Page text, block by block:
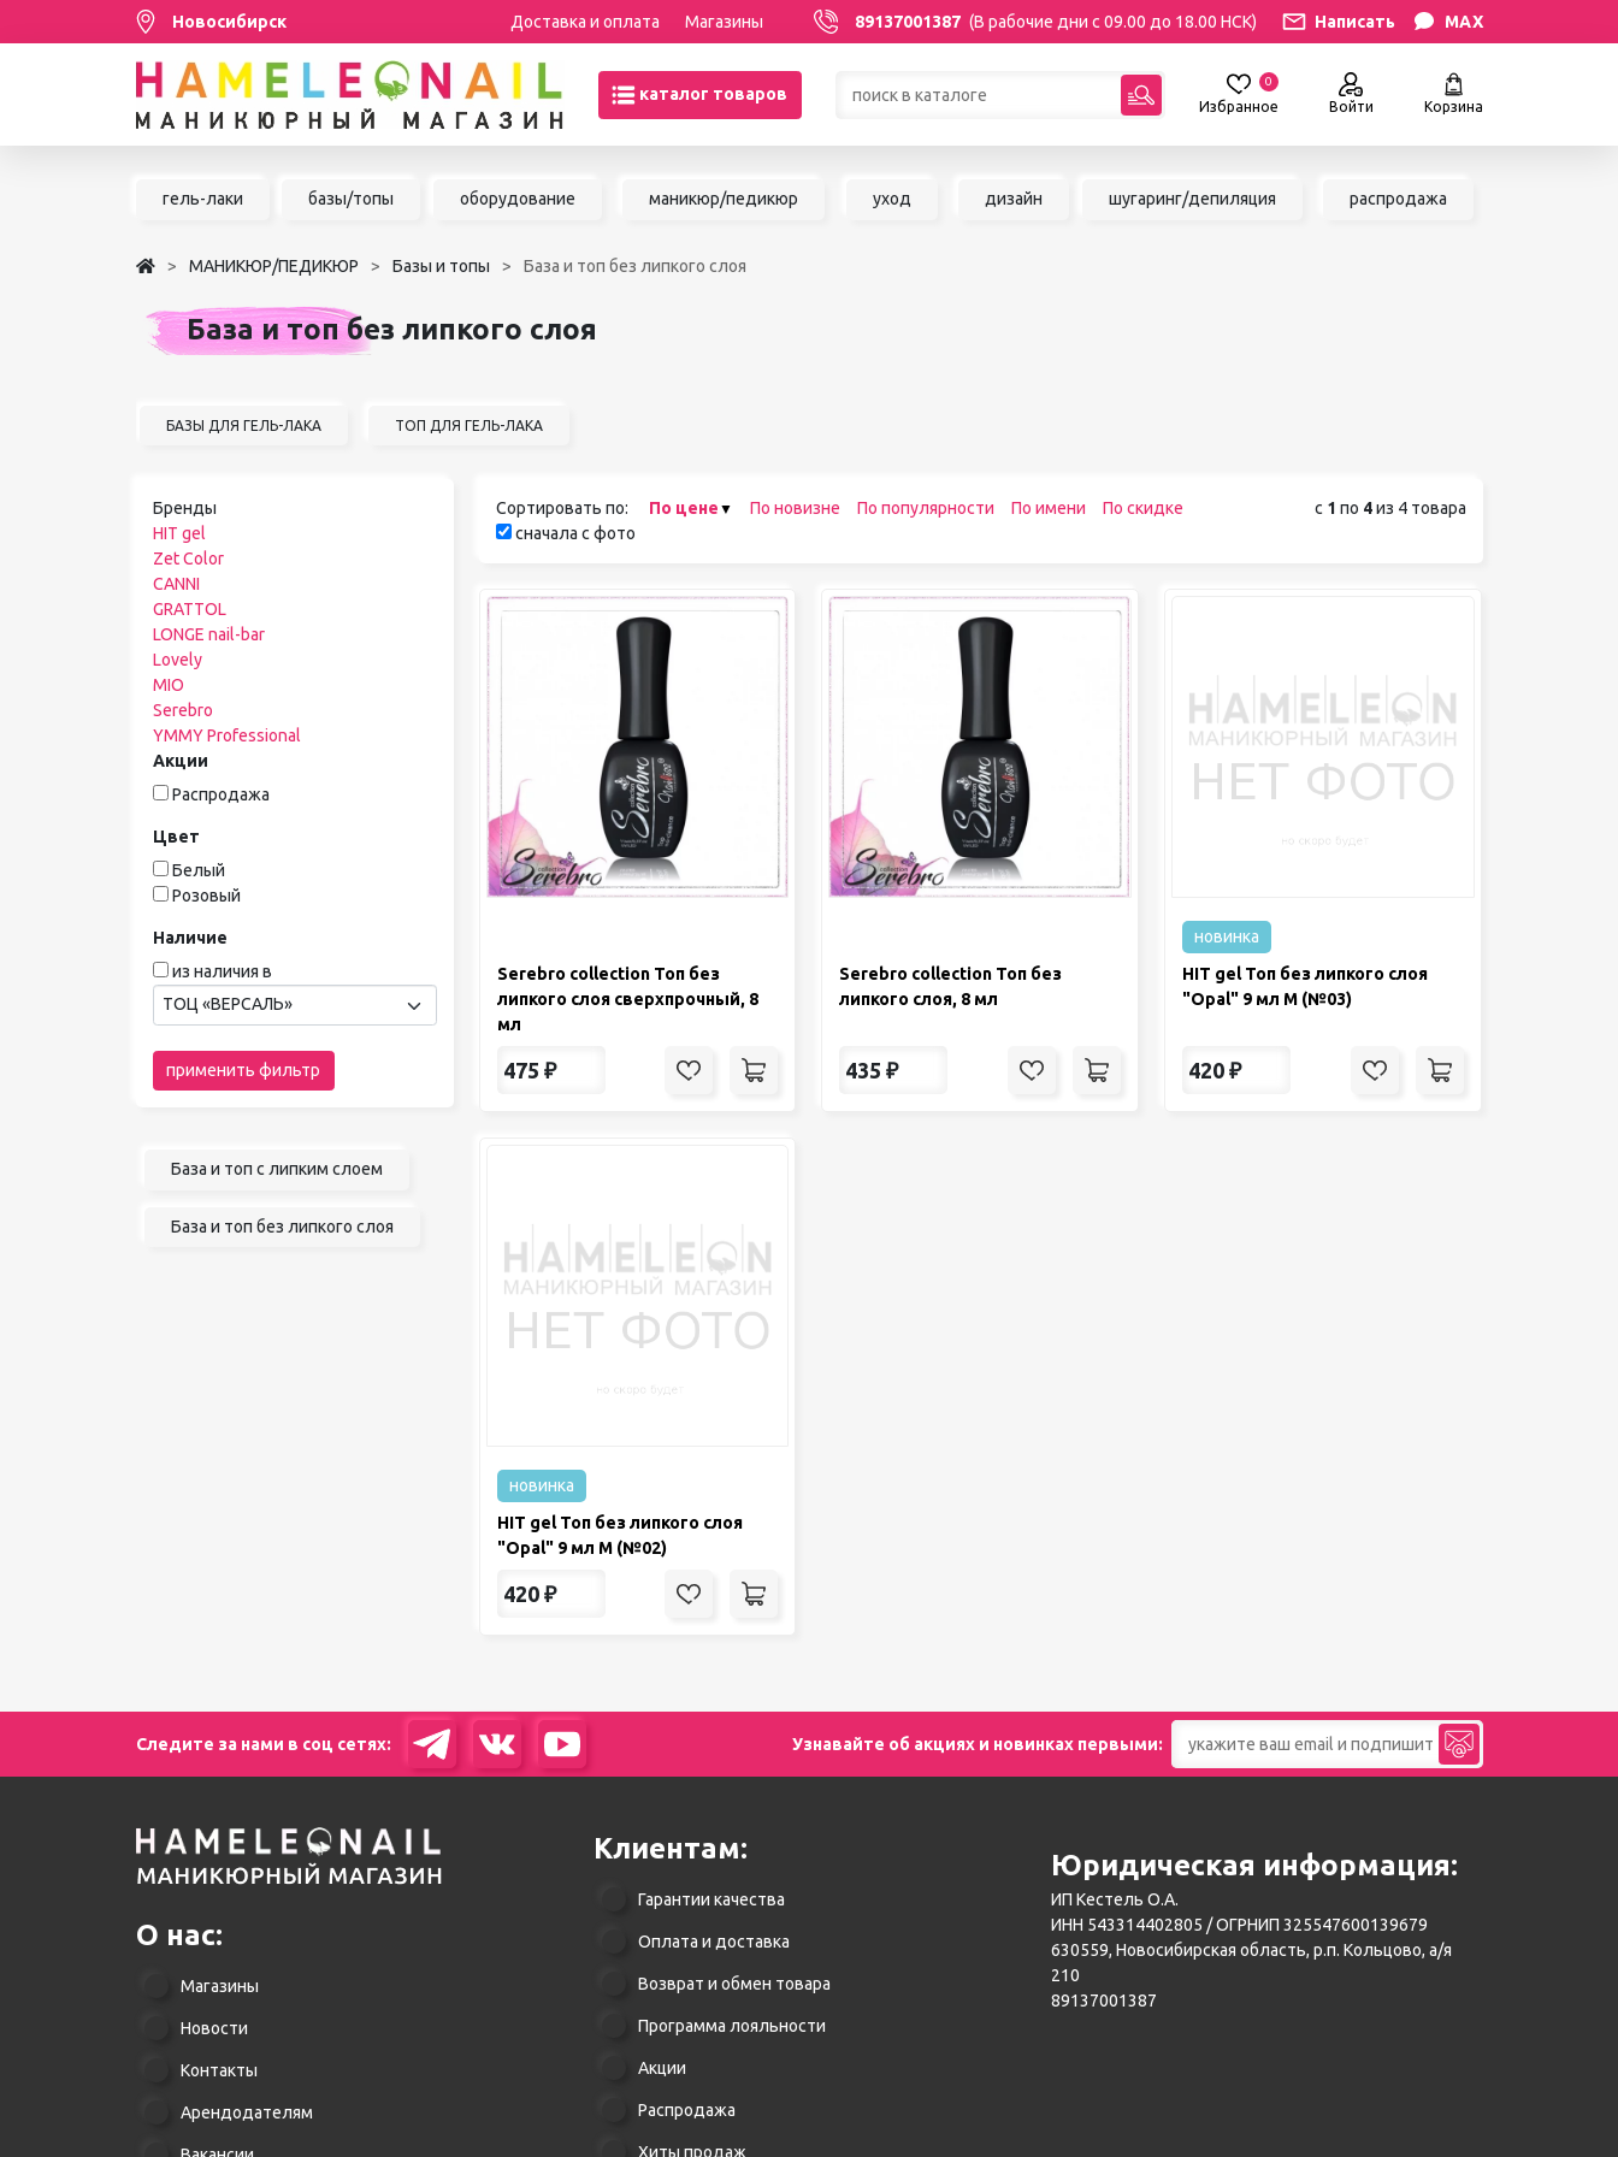
Новосибирск Доставка и оплата Магазины 89137001387 (В рабочие дни с 09.00 до 18.00 НСК) Написать MAX
каталог товаров
Избранное
0
Войти Корзина
Распродажа
НАРАЩИВАНИЕ РЕСНИЦ
ШУГАРИНГ/ДЕПИЛЯЦИЯ
АКСЕССУАРЫ
Товары со скидками по категориям:
Жидкости
Инструменты для маникюра и
Лак для ногтей
Лампы для сушки ногтей
Лечение и уход за кутикулой и
ногтями
Пилки для ногтей
Полигели
Расходные материалы
Средства для кислотного и
щелочного педикюра
Стерилизаторы
Оборудование
депиляции и шугаринга
гель-лаки базы/топы оборудование маникюр/педикюр уход дизайн шугаринг/депиляция распродажа
МАНИКЮР/ПЕДИКЮР Базы и топы База и топ без липкого слоя
База и топ без липкого слоя
БАЗЫ ДЛЯ ГЕЛЬ-ЛАКА ТОП ДЛЯ ГЕЛЬ-ЛАКА
Бренды
HIT gel
Zet Color
CANNI
GRATTOL
LONGE nail-bar
Lovely
MIO
Serebro
YMMY Professional
Акции
Распродажа
Цвет
Белый
Розовый
Наличие
из наличия в
ТОЦ «ВЕРСАЛЬ»
применить фильтр
База и топ с липким слоем
База и топ без липкого слоя
Сортировать по: По цене По новизне По популярности По имени
По скидке
сначала с фото
с 1 по 4из 4 товара
Serebro collection Топ без
липкого слоя сверхпрочный, 8
мл
475 ₽
Serebro collection Топ без
липкого слоя, 8 мл
435 ₽
новинка
HIT gel Топ без липкого слоя
"Opal" 9 мл М (№03)
420 ₽
новинка
HIT gel Топ без липкого слоя
"Opal" 9 мл М (№02)
420 ₽
Следите за нами в соц сетях: Узнавайте об акциях и новинках первыми:
О нас:
Магазины
Новости
Контакты
Арендодателям
Клиентам:
Гарантии качества
Оплата и доставка
Возврат и обмен товара
Программа лояльности
Акции
Распродажа
Хиты продаж
Юридическая информация:
ИП Кестель О.А.
ИНН 543314402805 / ОГРНИП 325547600139679
630559, Новосибирская область, р.п. Кольцово, а/я
210
89137001387